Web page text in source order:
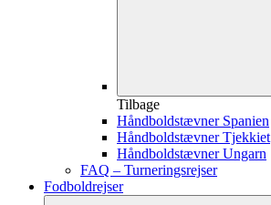
Tilbage
Håndboldstævner Spanien
Håndboldstævner Tjekkiet
Håndboldstævner Ungarn
FAQ – Turneringsrejser
Fodboldrejser